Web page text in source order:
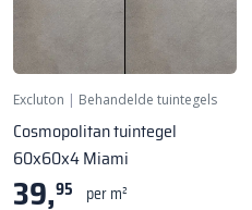
Excluton | Behandelde tuintegels
Cosmopolitan tuintegel
60x60x4 Miami
39,95 per m²